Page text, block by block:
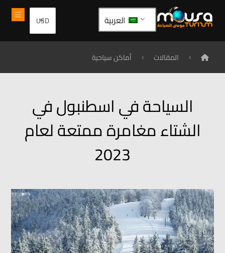
العربية
المقالات أماكن سياحية
السياحة في اسطنبول في
الشتاء مغامرة ممتعة لعام
2023